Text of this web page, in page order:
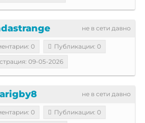
не в сети давно
0
Публикации: 0
09-05-2026
не в сети давно
0
Публикации: 0